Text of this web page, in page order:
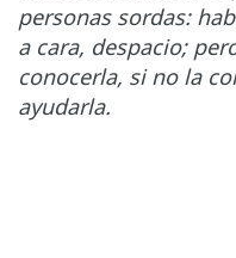
personas sordas:
a cara, despacio;
conocerla, si no la
ayudarla.